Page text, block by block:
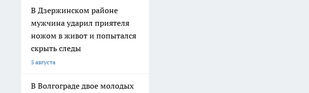
В Дзержинском районе
мужчина ударил приятеля
ножом в живот и попытался
скрыть следы
5 августа
В Волгограде двое молодых